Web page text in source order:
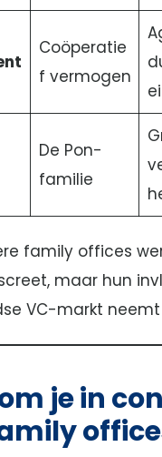
Coöperatie
f vermogen
De Pon-
familie
family offices
maar hun
VC-markt
je in